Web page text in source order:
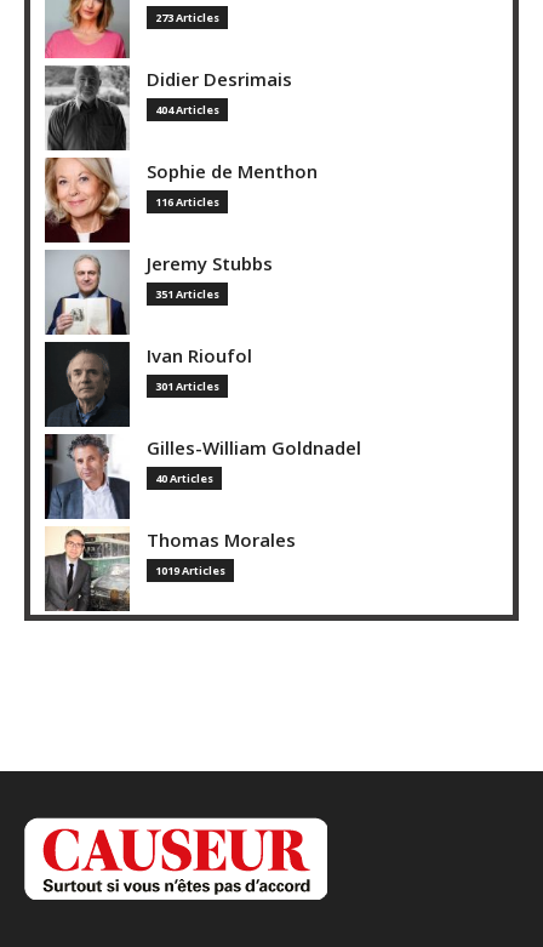
273 Articles
Didier Desrimais
404 Articles
Sophie de Menthon
116 Articles
Jeremy Stubbs
351 Articles
Ivan Rioufol
301 Articles
Gilles-William Goldnadel
40 Articles
Thomas Morales
1019 Articles